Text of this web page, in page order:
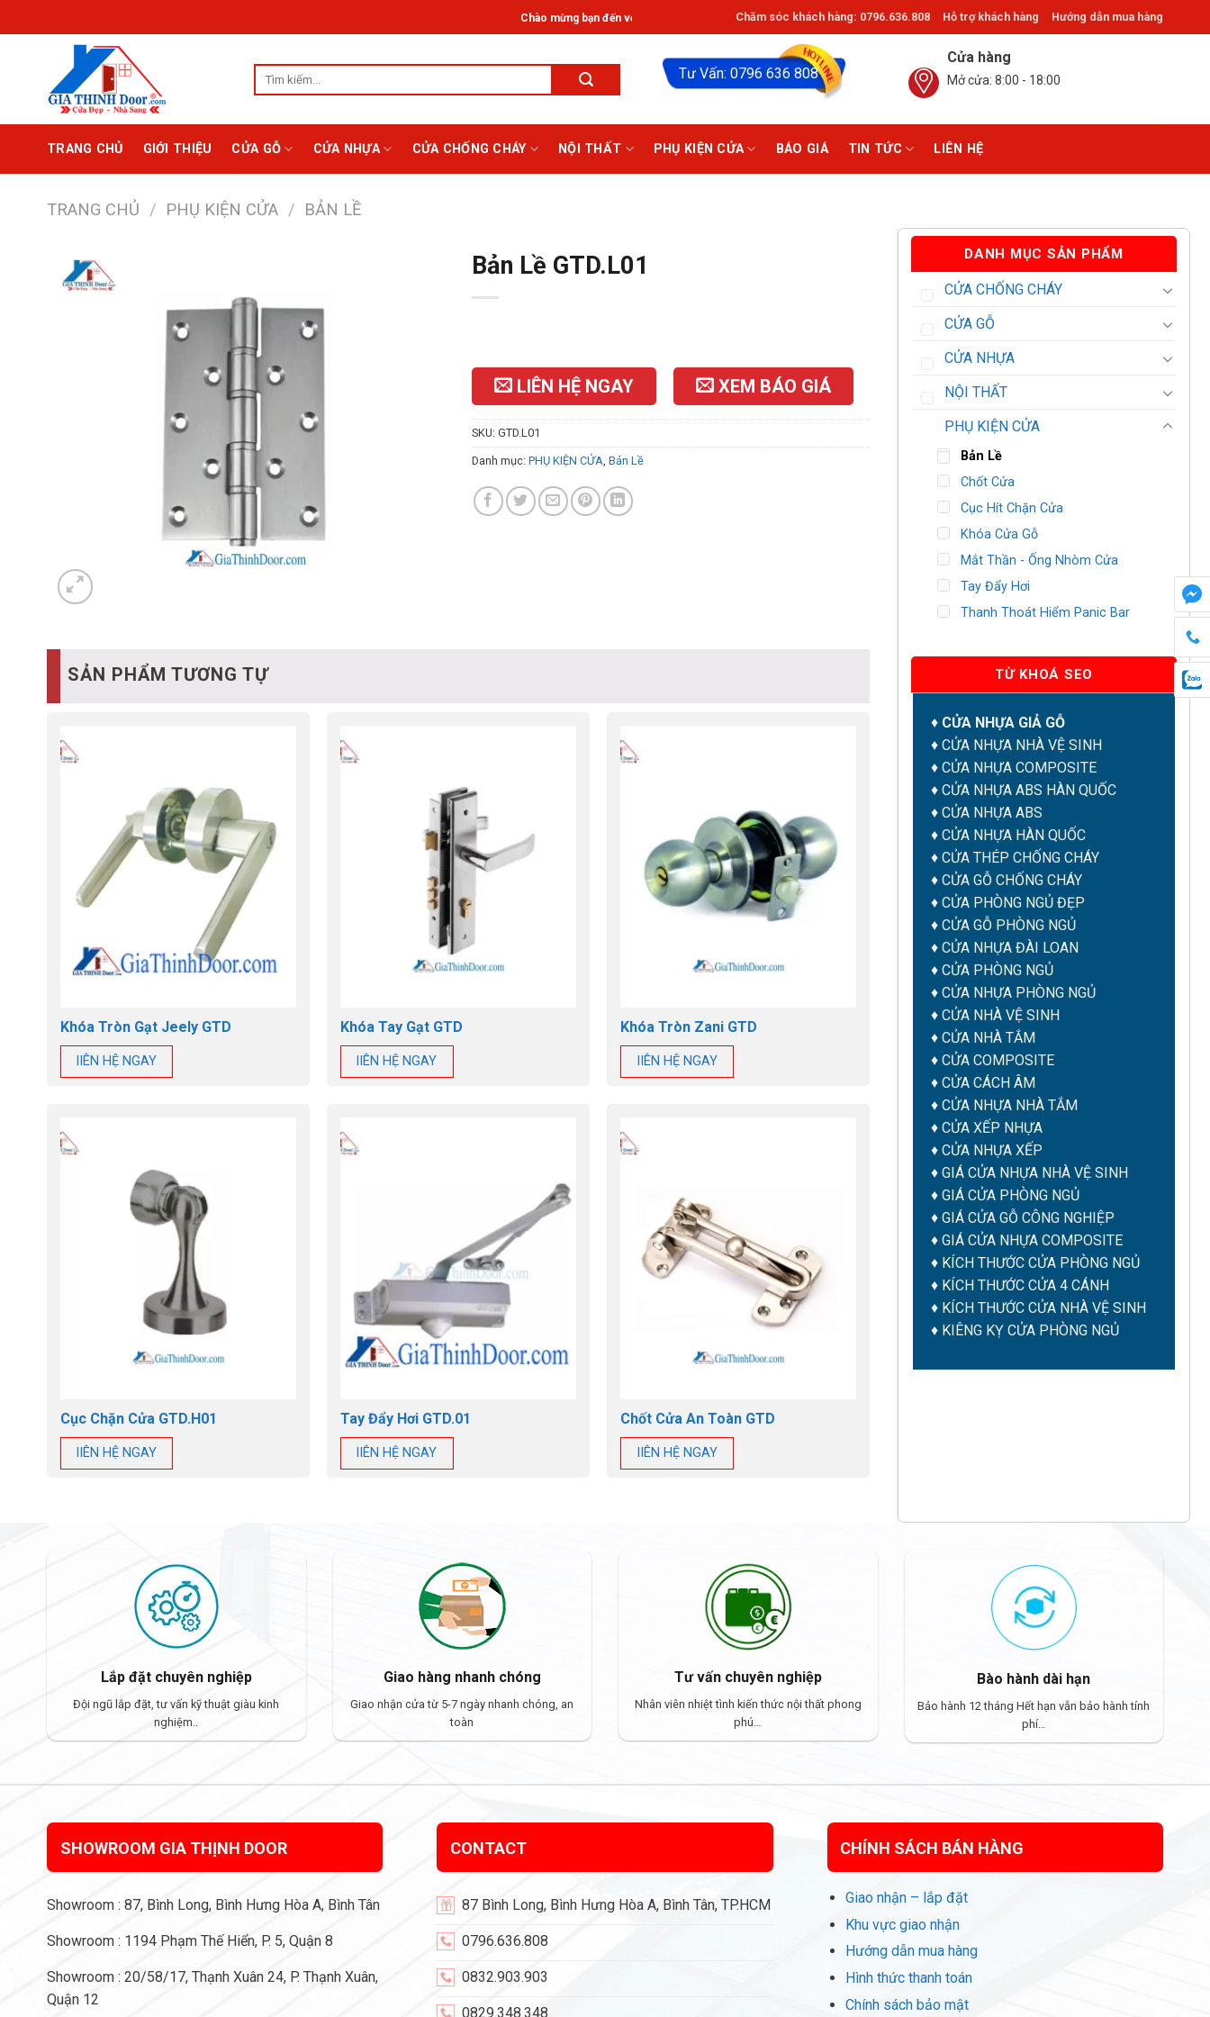
đến
Chào mừng bạn đến với Hệ thống Giathinhdoor® ở HCM: Tân Phú, Bạch Đằng, Gò Vấp, Thủ Đức. ®Giathinhdoor.com
Chăm sóc khách hàng: 0796.636.808 Hỗ trợ khách hàng Hướng dẫn mua hàng
kiếm:
Tư Vấn: 0796 636 808
Cửa hàng
Mở cửa: 8:00 - 18:00
TRANG CHỦ GIỚI THIỆU CỬA GỖ CỬA NHỰA CỬA CHỐNG CHÁY NỘI THẤT PHỤ KIỆN CỬA BÁO GIÁ TIN TỨC LIÊN HỆ
TRANG CHỦ / PHỤ KIỆN CỬA / BẢN LỀ
DANH MỤC SẢN PHẨM
CỬA CHỐNG CHÁY
CỬA GỖ
CỬA NHỰA
NỘI THẤT
PHỤ KIỆN CỬA
Bản Lề
Chốt Cửa
Cục Hít Chặn Cửa
Khóa Cửa Gỗ
Mắt Thần - Ống Nhòm Cửa
Tay Đẩy Hơi
Thanh Thoát Hiểm Panic Bar
TỪ KHOÁ SEO
♦ CỬA NHỰA GIẢ GỖ
♦ CỬA NHỰA NHÀ VỆ SINH
♦ CỬA NHỰA COMPOSITE
♦ CỬA NHỰA ABS HÀN QUỐC
♦ CỬA NHỰA ABS
♦ CỬA NHỰA HÀN QUỐC
♦ CỬA THÉP CHỐNG CHÁY
♦ CỬA GỖ CHỐNG CHÁY
♦ CỬA PHÒNG NGỦ ĐẸP
♦ CỬA GỖ PHÒNG NGỦ
♦ CỬA NHỰA ĐÀI LOAN
♦ CỬA PHÒNG NGỦ
♦ CỬA NHỰA PHÒNG NGỦ
♦ CỬA NHÀ VỆ SINH
♦ CỬA NHÀ TẮM
♦ CỬA COMPOSITE
♦ CỬA CÁCH ÂM
♦ CỬA NHỰA NHÀ TẮM
♦ CỬA XẾP NHỰA
♦ CỬA NHỰA XẾP
♦ GIÁ CỬA NHỰA NHÀ VỆ SINH
♦ GIÁ CỬA PHÒNG NGỦ
♦ GIÁ CỬA GỖ CÔNG NGHIỆP
♦ GIÁ CỬA NHỰA COMPOSITE
♦ KÍCH THƯỚC CỬA PHÒNG NGỦ
♦ KÍCH THƯỚC CỬA 4 CÁNH
♦ KÍCH THƯỚC CỬA NHÀ VỆ SINH
♦ KIÊNG KỴ CỬA PHÒNG NGỦ
Bản Lề GTD.L01
LIÊN HỆ NGAY XEM BÁO GIÁ
SKU: GTD.L01
Danh mục: PHỤ KIỆN CỬA, Bản Lề
SẢN PHẨM TƯƠNG TỰ
Khóa Tròn Gạt Jeely GTD
lIÊN HỆ NGAY
Khóa Tay Gạt GTD
lIÊN HỆ NGAY
Khóa Tròn Zani GTD
lIÊN HỆ NGAY
Cục Chặn Cửa GTD.H01
lIÊN HỆ NGAY
Tay Đẩy Hơi GTD.01
lIÊN HỆ NGAY
Chốt Cửa An Toàn GTD
lIÊN HỆ NGAY
Lắp đặt chuyên nghiệp
Đội ngũ lắp đặt, tư vấn kỹ thuật giàu kinh
nghiệm..
Giao hàng nhanh chóng
Giao nhận cửa từ 5-7 ngày nhanh chóng, an
toàn
Tư vấn chuyên nghiệp
Nhân viên nhiệt tình kiến thức nội thất phong
phú…
Bào hành dài hạn
Bảo hành 12 tháng Hết hạn vẫn bảo hành tính
phí…
SHOWROOM GIA THỊNH DOOR
Showroom : 87, Bình Long, Bình Hưng Hòa A, Bình Tân
Showroom : 1194 Phạm Thế Hiển, P. 5, Quận 8
Showroom : 20/58/17, Thạnh Xuân 24, P. Thạnh Xuân,
Quận 12
CONTACT
87 Bình Long, Bình Hưng Hòa A, Bình Tân, TP.HCM
0796.636.808
0832.903.903
0829.348.348
CHÍNH SÁCH BÁN HÀNG
Giao nhận – lắp đặt
Khu vực giao nhận
Hướng dẫn mua hàng
Hình thức thanh toán
Chính sách bảo mật